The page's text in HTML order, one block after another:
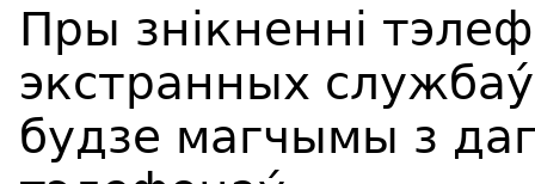
Пры знiкненнi
экстранных
будзе магчымы з